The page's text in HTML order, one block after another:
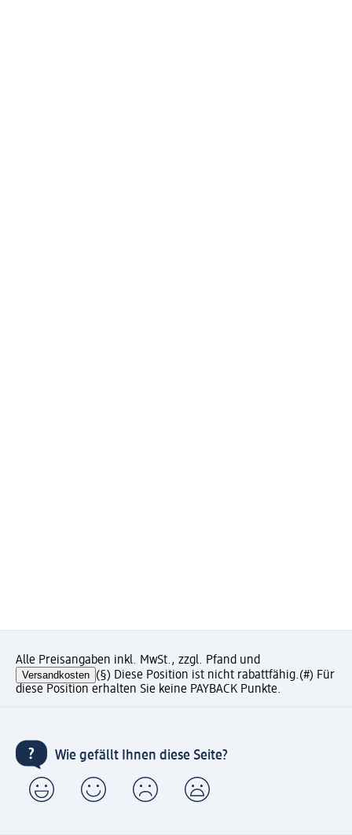
Alle Preisangaben inkl. MwSt., zzgl. Pfand und
Versandkosten (§) Diese Position ist nicht rabattfähig.(#) Für
diese Position erhalten Sie keine PAYBACK Punkte.
Wie gefällt Ihnen diese Seite?